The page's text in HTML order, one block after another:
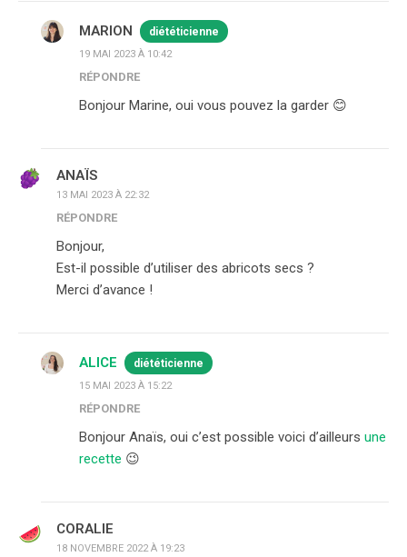
MARION diététicienne
19 MAI 2023 À 10:42
RÉPONDRE
Bonjour Marine, oui vous pouvez la garder 😊
ANAÏS
13 MAI 2023 À 22:32
RÉPONDRE
Bonjour,
Est-il possible d’utiliser des abricots secs ?
Merci d’avance !
ALICE diététicienne
15 MAI 2023 À 15:22
RÉPONDRE
Bonjour Anaïs, oui c’est possible voici d’ailleurs une
recette 😉
CORALIE
18 NOVEMBRE 2022 À 19:23